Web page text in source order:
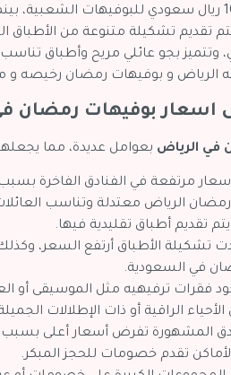
الأسعار عادة بين 50 إلى 1000 ريال سعودي
ويتم تقديم تشكيلة متنوعة من
ريال سعودي، وتتميز بجو عائلي مريح
الرياض و بوفيهات رمضان رخيصه
اسعار بوفيهات رمضان
في الرياض بعوامل عديدة، مما
مرتفعة في الفنادق الفاخرة
الرياض معتدلة وتناسب
تقديم أطباق تقليدية فيها.
تشكيلة الأطباق أرتفع السعر،
في السعودية.
فقرات ترفيهيه مثل الموسيقى أو
الراقية أو ذات الإطلالات
المشهورة تفرض أسعار أعلى
تقدم خصومات للحجز المبكر.